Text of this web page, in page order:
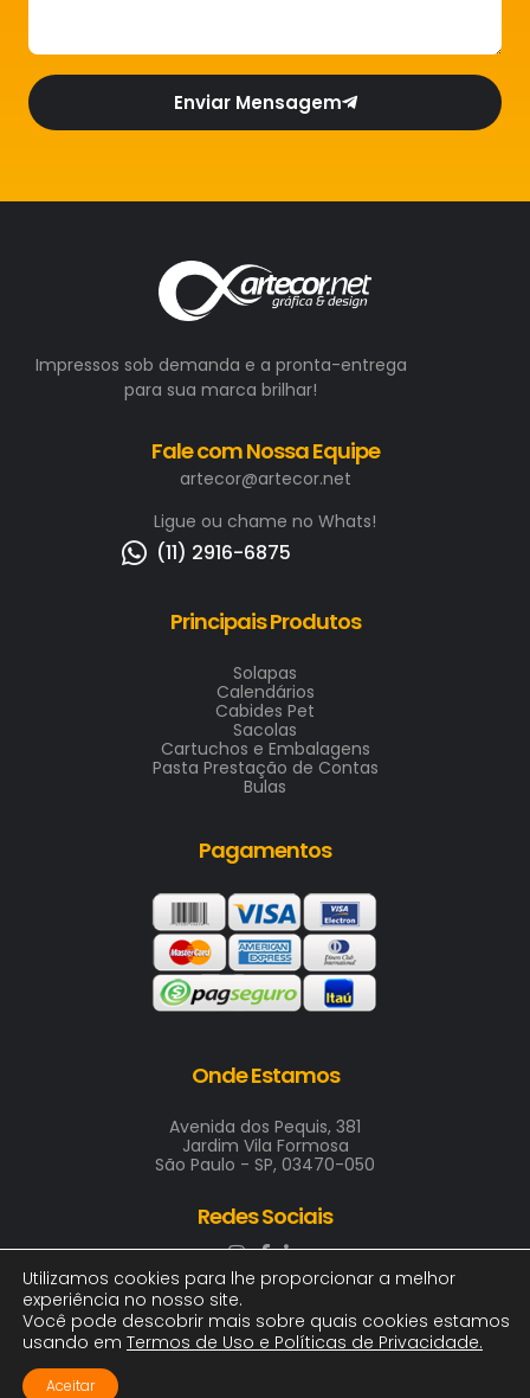
Enviar Mensagem
Impressos sob demanda e a pronta-entrega
para sua marca brilhar!
Fale com Nossa Equipe
artecor@artecor.net
Ligue ou chame no Whats!
(11) 2916-6875
Principais Produtos
Solapas
Calendários
Cabides Pet
Sacolas
Cartuchos e Embalagens
Pasta Prestação de Contas
Bulas
Pagamentos
Onde Estamos
Avenida dos Pequis, 381
Jardim Vila Formosa
São Paulo - SP, 03470-050
Redes Sociais
2025 © ARTE & COR INDUSTRIA GRAFICA LTDA
00.411.688/0001-00 | Todos os direitos, logotipos e
Utilizamos cookies para lhe proporcionar a melhor
experiência no nosso site.
Você pode descobrir mais sobre quais cookies estamos
usando em Termos de Uso e Políticas de Privacidade.
Aceitar